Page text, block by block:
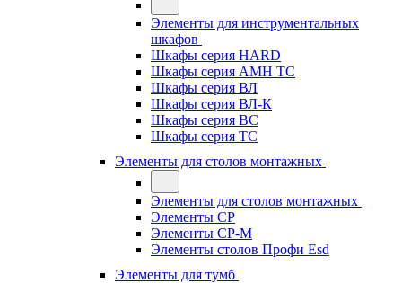
Элементы для инструментальных
шкафов
Шкафы серия HARD
Шкафы серия АМН ТС
Шкафы серия ВЛ
Шкафы серия ВЛ-К
Шкафы серия ВС
Шкафы серия ТС
Элементы для столов монтажных
Элементы для столов монтажных
Элементы СР
Элементы СР-М
Элементы столов Профи Esd
Элементы для тумб